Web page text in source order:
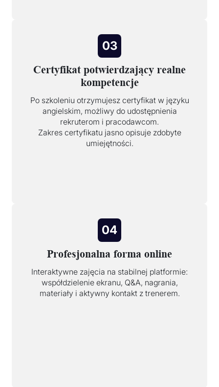
03
Certyfikat potwierdzający realne
kompetencje
Po szkoleniu otrzymujesz certyfikat w języku
angielskim, możliwy do udostępnienia
rekruterom i pracodawcom.
Zakres certyfikatu jasno opisuje zdobyte
umiejętności.
04
Profesjonalna forma online
Interaktywne zajęcia na stabilnej platformie:
współdzielenie ekranu, Q&A, nagrania,
materiały i aktywny kontakt z trenerem.